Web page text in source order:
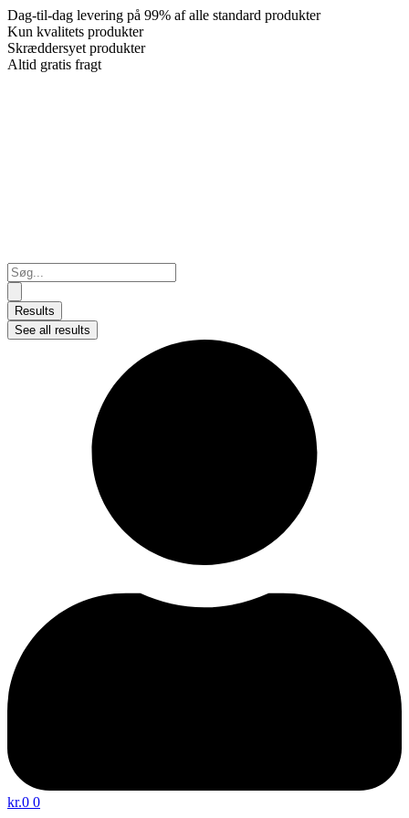
Dag-til-dag levering på 99% af alle standard produkter
Kun kvalitets produkter
Skræddersyet produkter
Altid gratis fragt
Search
...
Results
See all results
kr.0 0